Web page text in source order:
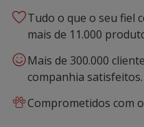
Tudo o que o seu fiel
mais de 11.000
Mais de 300.000
companhia satisfeitos.
Comprometidos com